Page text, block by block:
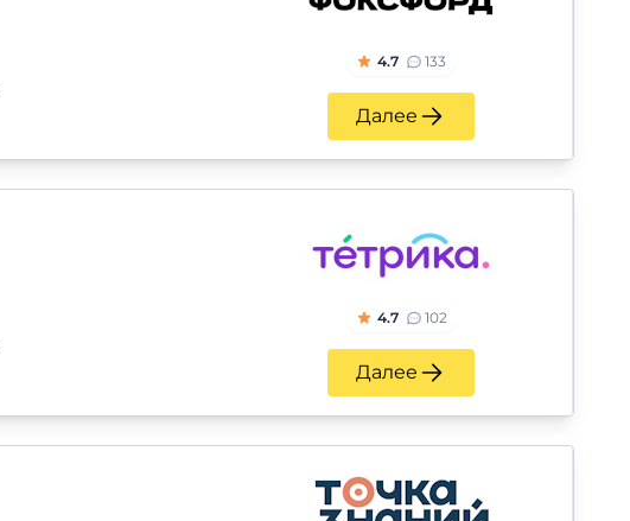
4.7 133
Далее
4.7 102
Далее